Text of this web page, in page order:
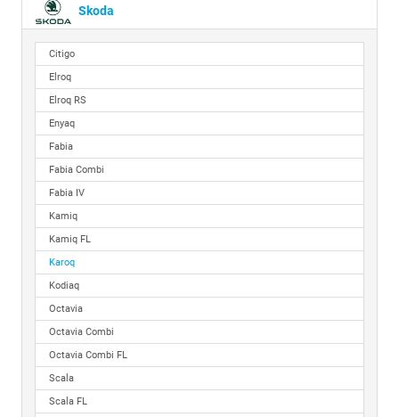
Skoda
Citigo
Elroq
Elroq RS
Enyaq
Fabia
Fabia Combi
Fabia IV
Kamiq
Kamiq FL
Karoq
Kodiaq
Octavia
Octavia Combi
Octavia Combi FL
Scala
Scala FL